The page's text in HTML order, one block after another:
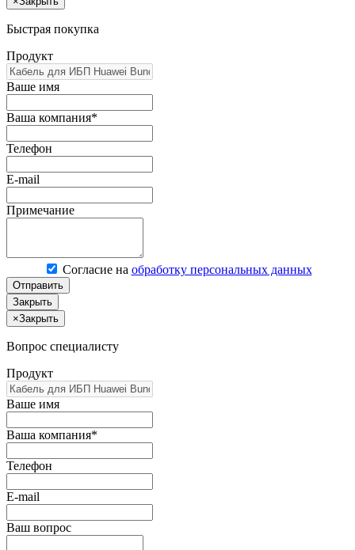
Быстрая покупка
Продукт
Ваше имя
Ваша компания*
Телефон
E-mail
Примечание
Согласие на обработку персональных данных
Отправить
Закрыть
×Закрыть
Вопрос специалисту
Продукт
Ваше имя
Ваша компания*
Телефон
E-mail
Ваш вопрос